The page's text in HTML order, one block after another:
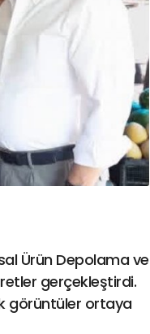
Ürün Depolama ve
gerçekleştirdi.
görüntüler ortaya